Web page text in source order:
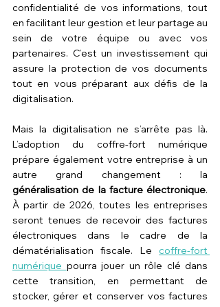
confidentialité de vos informations, tout
en facilitant leur gestion et leur partage au
sein de votre équipe ou avec vos
partenaires. C’est un investissement qui
assure la protection de vos documents
tout en vous préparant aux défis de la
digitalisation.
Mais la digitalisation ne s’arrête pas là.
L’adoption du coffre-fort numérique
prépare également votre entreprise à un
généralisation de la facture électronique.
À partir de 2026, toutes les entreprises
seront tenues de recevoir des factures
électroniques dans le cadre de la
dématérialisation fiscale. Le coffre-fort
numérique pourra jouer un rôle clé dans
cette transition, en permettant de
stocker, gérer et conserver vos factures